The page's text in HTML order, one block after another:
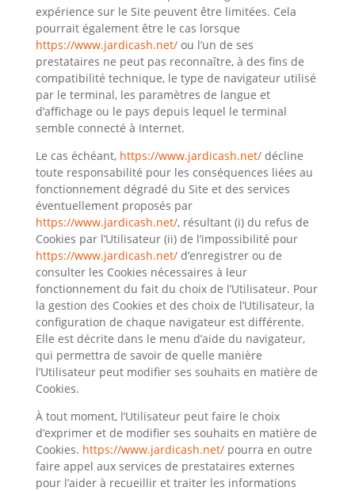
expérience sur le Site peuvent être limitées. Cela
pourrait également être le cas lorsque
https://www.jardicash.net/ou l’un de ses
prestataires ne peut pas reconnaître, à des fins de
compatibilité technique, le type de navigateur utilisé
par le terminal, les paramètres de langue et
d’affichage ou le pays depuis lequel le terminal
semble connecté à Internet.
Le cas échéant, https://www.jardicash.net/décline
toute responsabilité pour les conséquences liées au
fonctionnement dégradé du Site et des services
éventuellement proposés par
https://www.jardicash.net/, résultant (i) du refus de
Cookies par l’Utilisateur (ii) de l’impossibilité pour
https://www.jardicash.net/d’enregistrer ou de
consulter les Cookies nécessaires à leur
fonctionnement du fait du choix de l’Utilisateur. Pour
la gestion des Cookies et des choix de l’Utilisateur, la
configuration de chaque navigateur est différente.
Elle est décrite dans le menu d’aide du navigateur,
qui permettra de savoir de quelle manière
l’Utilisateur peut modifier ses souhaits en matière de
Cookies.
À tout moment, l’Utilisateur peut faire le choix
d’exprimer et de modifier ses souhaits en matière de
Cookies. https://www.jardicash.net/pourra en outre
faire appel aux services de prestataires externes
pour l’aider à recueillir et traiter les informations